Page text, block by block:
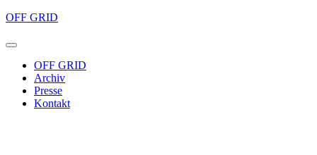
OFF GRID
OFF GRID
Archiv
Presse
Kontakt